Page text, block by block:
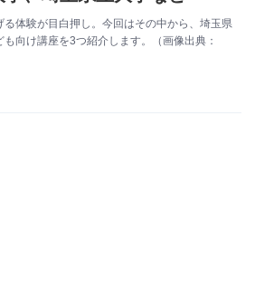
体験が目白押し。今回はその中から、埼玉県
向け講座を3つ紹介します。（画像出典：